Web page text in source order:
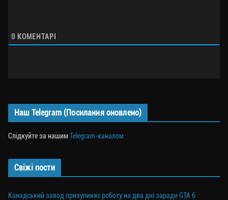
0 КОМЕНТАРІ
Наш Telegram (Посилання оновлено)
Слідкуйте за нашимTelegram-каналом
Свіжі пости
Канадський завод призупиняє роботу на два дні заради GTA 6